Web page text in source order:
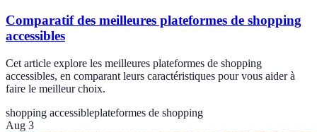
Comparatif des meilleures plateformes de shopping
accessibles
Cet article explore les meilleures plateformes de shopping
accessibles, en comparant leurs caractéristiques pour vous aider à
faire le meilleur choix.
shopping accessibleplateformes de shopping
Aug 3